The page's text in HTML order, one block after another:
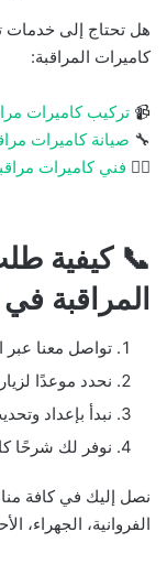
هل تحتاج إلى
كاميرات المراقبة:
📹 تركيب كاميرات
🔧 صيانة كاميرات
👷‍♂️ فني كاميرات
📞 كيفية
المراقبة
تواصل معنا عبر
نحدد موعدًا
نبدأ بإعداد
نوفر لك شرحًا
نصل إليك في كافة
الفروانية، الجهراء،